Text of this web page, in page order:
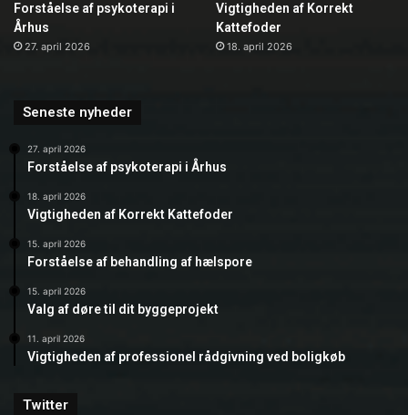
Forståelse af psykoterapi i
Århus
27. april 2026
Vigtigheden af Korrekt
Kattefoder
18. april 2026
Seneste nyheder
27. april 2026
Forståelse af psykoterapi i Århus
18. april 2026
Vigtigheden af Korrekt Kattefoder
15. april 2026
Forståelse af behandling af hælspore
15. april 2026
Valg af døre til dit byggeprojekt
11. april 2026
Vigtigheden af professionel rådgivning ved boligkøb
Twitter